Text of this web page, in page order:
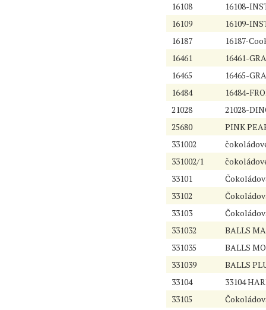
16108
16108-
16109
16109-
16187
16187-
16461
16461-
16465
16465-
16484
16484-
21028
21028-
25680
PINK
331002
331002/1
33101
33102
33103
331032
BALLS
331035
BALLS
331039
BALLS
33104
33104
33105